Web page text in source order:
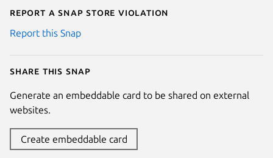
Report a Snap Store violation
Report this Snap
Share this snap
Generate an embeddable card to be shared on external
websites.
Create embeddable card